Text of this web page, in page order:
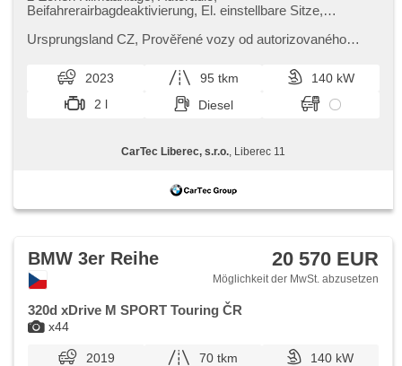
Beifahrerairbagdeaktivierung, El. einstellbare Sitze,
Multifunktionslenkrad, Sportsitze, Abnutzungssensor des
zatmavená zadní skla, Alufelgen, bezklíčové odemykání,
bezklíčové startování, beheizte Sitze, Fahrgestell
Steifheitsregelung, Parkassistent
Ursprungsland CZ,​ Prověřené vozy od autorizovaného
kontaktujte naše prodejce nebo ...
2023 95 tkm
140 kW
2 l
Diesel
CarTec Liberec, s.r.o. , Liberec 11
x44
BMW 3er Reihe 20 570 EUR
Möglichkeit der MwSt. abzusetzen
320d xDrive M SPORT Touring ČR
2019 70 tkm
140 kW